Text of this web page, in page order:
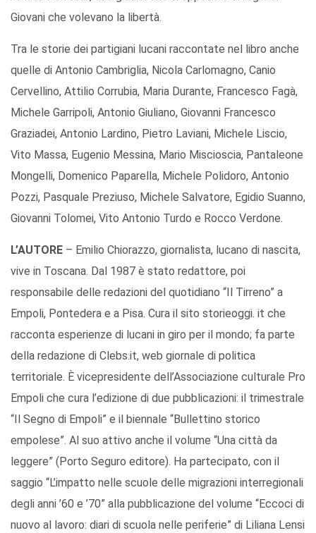
Giovani che volevano la libertà.
Tra le storie dei partigiani lucani raccontate nel libro anche
quelle di Antonio Cambriglia, Nicola Carlomagno, Canio
Cervellino, Attilio Corrubia, Maria Durante, Francesco Fagà,
Michele Garripoli, Antonio Giuliano, Giovanni Francesco
Graziadei, Antonio Lardino, Pietro Laviani, Michele Liscio,
Vito Massa, Eugenio Messina, Mario Miscioscia, Pantaleone
Mongelli, Domenico Paparella, Michele Polidoro, Antonio
Pozzi, Pasquale Preziuso, Michele Salvatore, Egidio Suanno,
Giovanni Tolomei, Vito Antonio Turdo e Rocco Verdone.
L’AUTORE – Emilio Chiorazzo, giornalista, lucano di nascita,
vive in Toscana. Dal 1987 è stato redattore, poi
responsabile delle redazioni del quotidiano “Il Tirreno” a
Empoli, Pontedera e a Pisa. Cura il sito storieoggi. it che
racconta esperienze di lucani in giro per il mondo; fa parte
della redazione di Clebs.it, web giornale di politica
territoriale. È vicepresidente dell’Associazione culturale Pro
Empoli che cura l’edizione di due pubblicazioni: il trimestrale
“Il Segno di Empoli” e il biennale “Bullettino storico
empolese”. Al suo attivo anche il volume “Una città da
leggere” (Porto Seguro editore). Ha partecipato, con il
saggio “L’impatto nelle scuole delle migrazioni interregionali
degli anni ’60 e ’70” alla pubblicazione del volume “Eccoci di
nuovo al lavoro: diari di scuola nelle periferie” di Liliana Lensi